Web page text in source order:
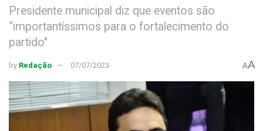
Presidente municipal diz que eventos são
“importantíssimos para o fortalecimento do
partido"
by Redação 07/07/2023 AA